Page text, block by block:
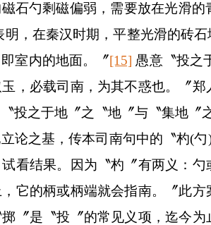
石勺剩磁偏弱，需要放在光滑
明，在秦汉时期，平整光滑的砖
室内的地面。〞[15] 愚意〝投之
玉，必载司南，为其不惑也。〞
投之于地〞之〝地〞与〝集地〞
立论之基，传本司南句中的〝杓(勺
看结果。因为〝杓〞有两义：
它的柄或柄端就会指南。〞此
掷〞是〝投〞的常见义项，迄今